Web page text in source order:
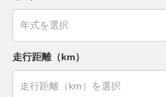
走行距離（km）